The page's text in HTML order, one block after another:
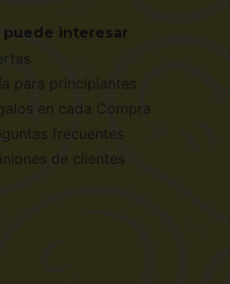
puede interesar
para principiantes
en cada Compra
frecuentes
de clientes